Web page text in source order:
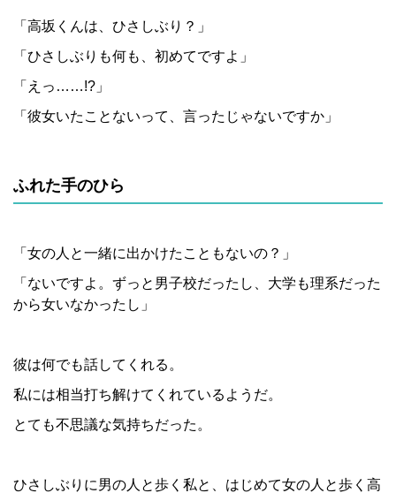
「高坂くんは、ひさしぶり？」
「ひさしぶりも何も、初めてですよ」
「えっ……!?」
「彼女いたことないって、言ったじゃないですか」
ふれた手のひら
「女の人と一緒に出かけたこともないの？」
「ないですよ。ずっと男子校だったし、大学も理系だった
から女いなかったし」
彼は何でも話してくれる。
私には相当打ち解けてくれているようだ。
とても不思議な気持ちだった。
ひさしぶりに男の人と歩く私と、はじめて女の人と歩く高